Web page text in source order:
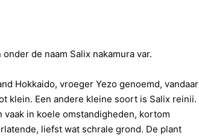
de naam Salix nakamura var.
Hokkaido, vroeger Yezo genoemd, vandaar
klein. Een andere kleine soort is Salix reinii.
in koele omstandigheden, kortom
liefst wat schrale grond. De plant